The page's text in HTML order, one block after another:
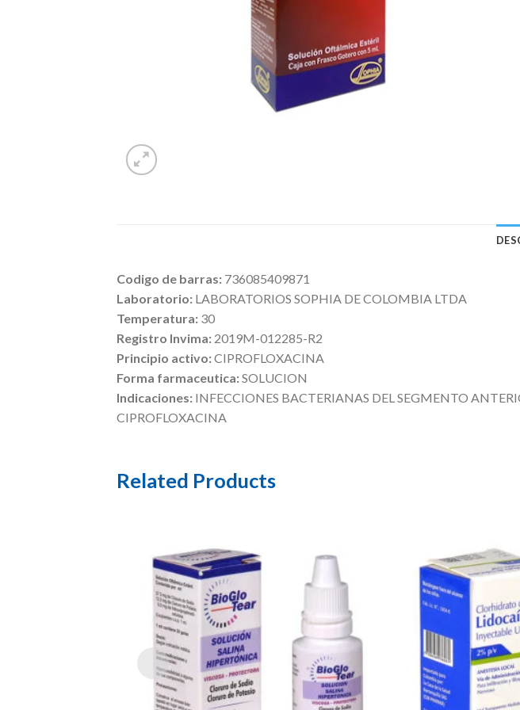
Codigo de barras: 736085409871
Laboratorio: LABORATORIOS SOPHIA DE COLOMBIA LTDA
Temperatura: 30
Registro Invima: 2019M-012285-R2
Principio activo:CIPROFLOXACINA
Forma farmaceutica:SOLUCION
Indicaciones: INFECCIONES BACTERIANAS DEL SEGMENTO
CIPROFLOXACINA
Related Products